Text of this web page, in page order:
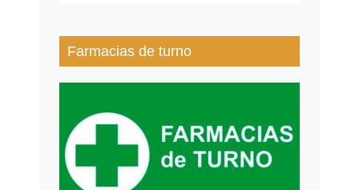
Farmacias de turno